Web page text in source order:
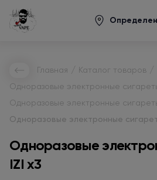
Главная Каталог товаров
Одноразовые электронные
Одноразовые электронные
Одноразовые электронные
Одноразовые
IZI x3